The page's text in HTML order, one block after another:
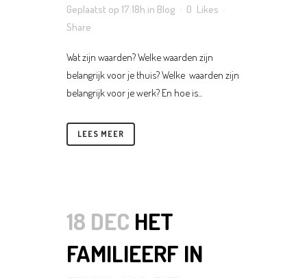
Geplaatst op 17:18h in Blog 0 Likes
Share
Wat zijn waarden? Welke waarden zijn
belangrijk voor je thuis? Welke waarden zijn
belangrijk voor je werk? En hoe is...
LEES MEER
18 DEC HET
FAMILIEERF IN